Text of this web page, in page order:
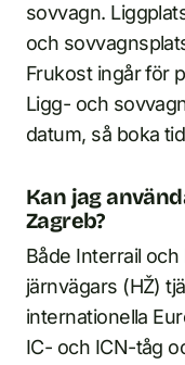
sovvagn.
och
Frukost ingår för
Ligg- och
datum, så boka
Kan jag
Zagreb?
Både Interrail och
järnvägars (HŽ)
internationella
IC- och ICN-tåg